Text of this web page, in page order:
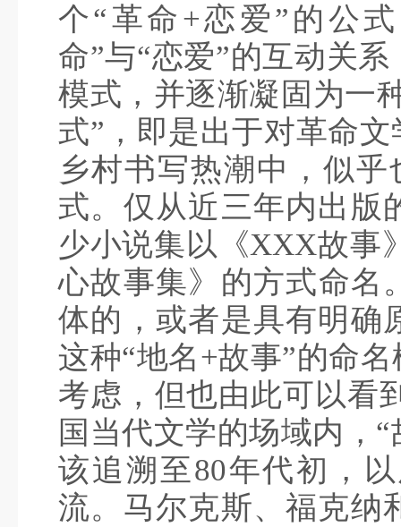
个“革命+恋爱”的公
命”与“恋爱”的互动关
模式，并逐渐凝固为一
式”，即是出于对革命
乡村书写热潮中，似
式。仅从近三年内出版
少小说集以《XXX故事
心故事集》的方式命名
体的，或者是具有明确
这种“地名+故事”的命
考虑，但也由此可以看
国当代文学的场域内，
该追溯至80年代初，
流。马尔克斯、福克纳